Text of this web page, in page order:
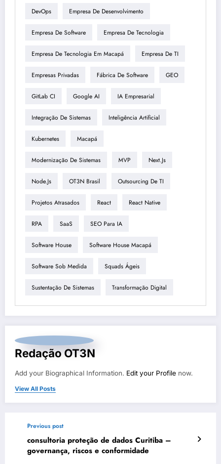
DevOps Empresa De Desenvolvimento
Empresa De Software Empresa De Tecnologia
Empresa De Tecnologia Em Macapá Empresa De TI
Empresas Privadas Fábrica De Software GEO
GitLab CI Google AI IA Empresarial
Integração De Sistemas Inteligência Artificial
Kubernetes Macapá
Modernização De Sistemas MVP Next.js
Node.js OT3N Brasil Outsourcing De TI
Projetos Atrasados React React Native
RPA SaaS SEO Para IA
Software House Software House Macapá
Software Sob Medida Squads Ágeis
Sustentação De Sistemas Transformação Digital
Redação OT3N
Add your Biographical Information. Edit your Profile now.
View All Posts
Previous post
consultoria proteção de dados Curitiba –
governança, riscos e conformidade